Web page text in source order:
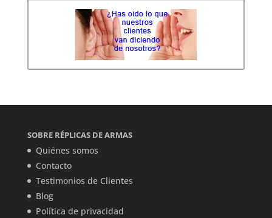
SOBRE RÉPLICAS DE ARMAS
Quiénes somos
Contacto
Testimonios de Clientes
Blog
Política de privacidad